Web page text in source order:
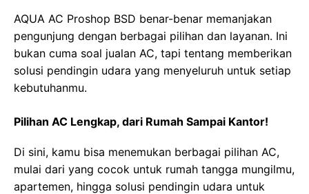
AQUA AC Proshop BSD benar-benar memanjakan
pengunjung dengan berbagai pilihan dan layanan. Ini
bukan cuma soal jualan AC, tapi tentang memberikan
solusi pendingin udara yang menyeluruh untuk setiap
kebutuhanmu.
Pilihan AC Lengkap, dari Rumah Sampai Kantor!
Di sini, kamu bisa menemukan berbagai pilihan AC,
mulai dari yang cocok untuk rumah tangga mungilmu,
apartemen, hingga solusi pendingin udara untuk